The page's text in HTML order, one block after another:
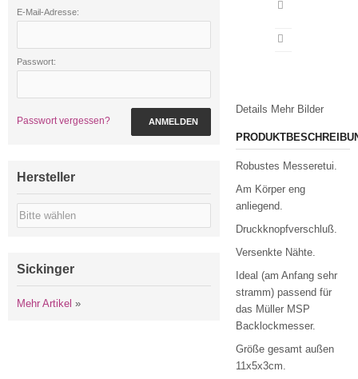
Details Mehr Bilder
Robustes Messeretui.
Am Körper eng
anliegend.
Druckknopfverschluß.
Versenkte Nähte.
Ideal (am Anfang sehr
stramm) passend für
das Müller MSP
Backlockmesser.
Größe gesamt außen
11x5x3cm.
E-Mail-Adresse:
Passwort:
Passwort vergessen? ANMELDEN
Hersteller
Sickinger
Mehr Artikel »